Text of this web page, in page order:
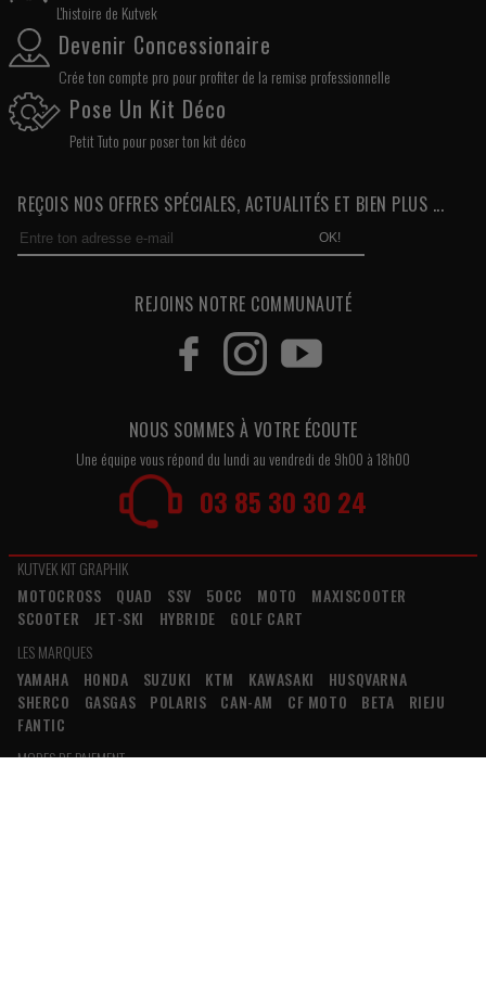
L'histoire de Kutvek
Devenir Concessionaire
Crée ton compte pro pour profiter de la remise professionnelle
Pose Un Kit Déco
Petit Tuto pour poser ton kit déco
REÇOIS NOS OFFRES SPÉCIALES, ACTUALITÉS ET BIEN PLUS ...
OK!
REJOINS NOTRE COMMUNAUTÉ
NOUS SOMMES À VOTRE ÉCOUTE
Une équipe vous répond du lundi au vendredi de 9h00 à 18h00
03 85 30 30 24
KUTVEK KIT GRAPHIK
MOTOCROSS
QUAD SSV 50CC MOTO
MAXISCOOTER
SCOOTER
JET-SKI HYBRIDE
GOLF CART
LES MARQUES
YAMAHA
HONDA SUZUKI KTM KAWASAKI
HUSQVARNA
SHERCO
GASGAS POLARIS CAN-AM CF MOTO BETA
RIEJU
FANTIC
MODES DE PAIEMENT